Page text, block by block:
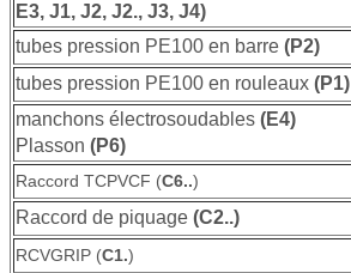
E3, J1, J2, J2., J3, J4)
tubes pression PE100 en barre (P2)
tubes pression PE100 en rouleaux (P1)
manchons électrosoudables (E4)
Plasson (P6)
Raccord TCPVCF (C6..)
Raccord de piquage (C2..)
RCVGRIP (C1.)